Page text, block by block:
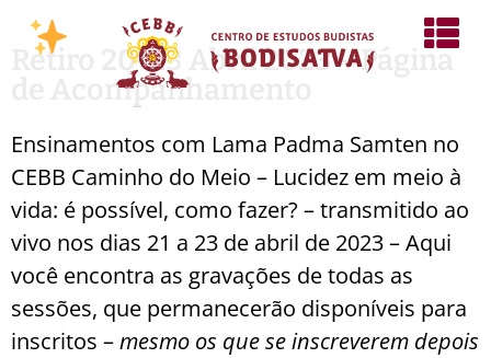
Retiro 20-23 Abril 2023 – Página
de Acompanhamento
Ensinamentos com Lama Padma Samten no
CEBB Caminho do Meio – Lucidez em meio à
vida: é possível, como fazer? – transmitido ao
vivo nos dias 21 a 23 de abril de 2023 – Aqui
você encontra as gravações de todas as
sessões, que permanecerão disponíveis para
inscritos –mesmo os que se inscreverem depois